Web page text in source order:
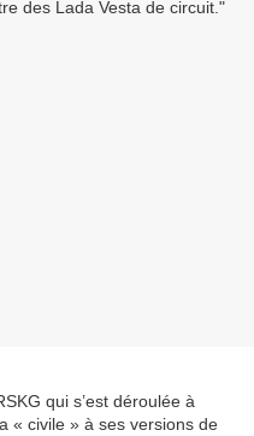
qui s’est déroulée à
« civile » à ses versions de